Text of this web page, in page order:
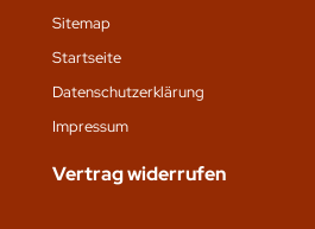
Sitemap
Startseite
Datenschutz­erklärung
Impressum
Vertrag widerrufen